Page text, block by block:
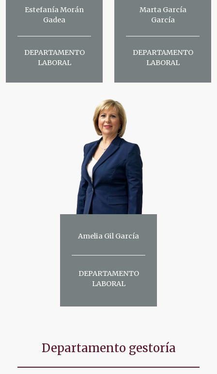
Estefanía Morán
Gadea
DEPARTAMENTO
LABORAL
Marta García
García
DEPARTAMENTO
LABORAL
Amelia Gil García
DEPARTAMENTO
LABORAL
Departamento gestoría